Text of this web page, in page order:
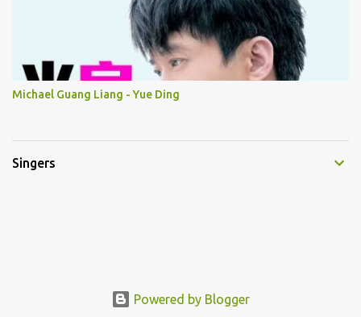
Michael Guang Liang - Yue Ding
Singers
Powered by Blogger